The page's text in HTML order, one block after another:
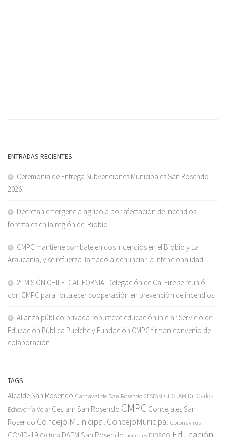
ENTRADAS RECIENTES
Ceremonia de Entrega Subvenciones Municipales San Rosendo
2026
Decretan emergencia agrícola por afectación de incendios
forestales en la región del Biobío
CMPC mantiene combate en dos incendios en el Biobío y La
Araucanía, y se refuerza llamado a denunciar la intencionalidad
2ª MISIÓN CHILE–CALIFORNIA: Delegación de Cal Fire se reunió
con CMPC para fortalecer cooperación en prevención de incendios
Alianza público-privada robustece educación inicial: Servicio de
Educación Pública Puelche y Fundación CMPC firman convenio de
colaboración
TAGS
Alcalde San Rosendo Carnaval de San Rosendo CESFAM CESFAM Dr. Carlos
Echeverría Vejar Cesfam San Rosendo CMPC Concejales San
Rosendo Concejo Municipal ConcejoMunicipal Coronavirus
Educación